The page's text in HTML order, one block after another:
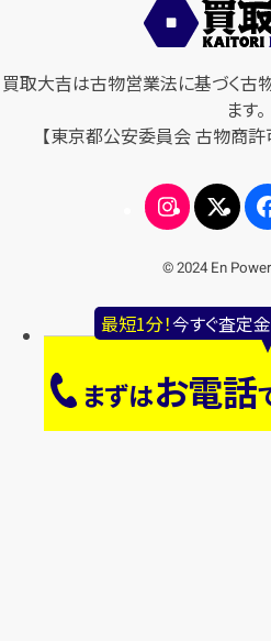
最短1分！今すぐ査定
まずはお電話
買取大吉は古物営業法に基づく古
ます。
【東京都公安委員会 古物商
© 2024 En